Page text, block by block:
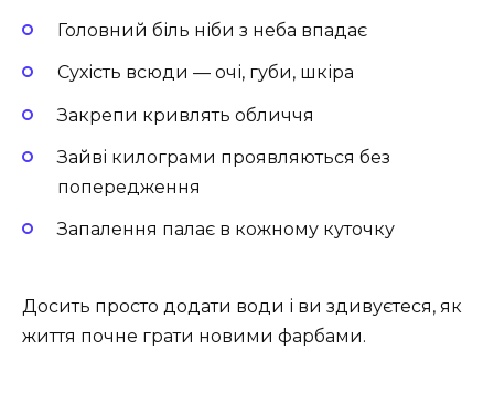
Головний біль ніби з неба впадає
Сухість всюди — очі, губи, шкіра
Закрепи кривлять обличчя
Зайві килограми проявляються без
попередження
Запалення палає в кожному куточку
Досить просто додати води і ви здивуєтеся, як
життя почне грати новими фарбами.